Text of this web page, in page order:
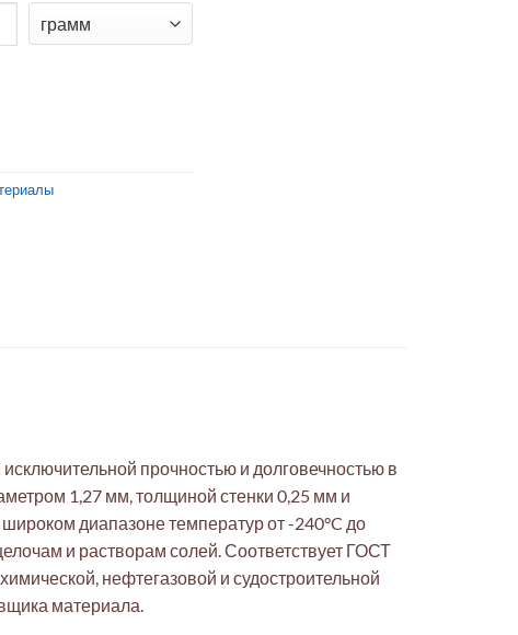
прочностью и долговечностью в
1,27 мм, толщиной стенки 0,25 мм и
диапазоне температур от -240°C до
и растворам солей. Соответствует ГОСТ
нефтегазовой и судостроительной
материала.